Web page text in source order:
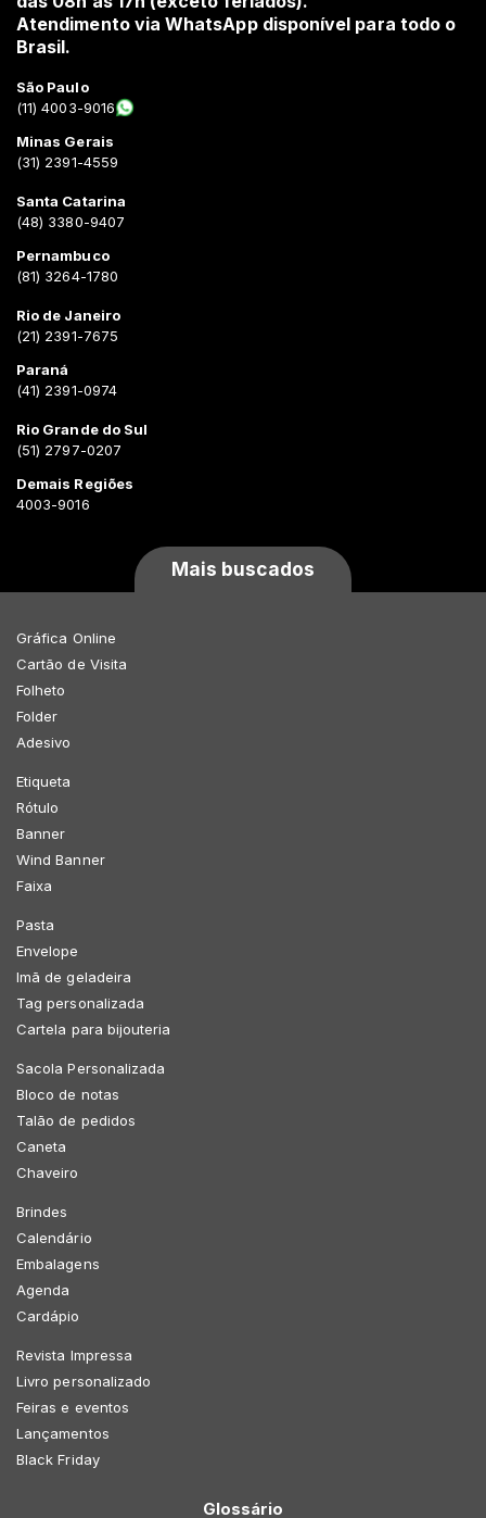
Atendimento via WhatsApp disponível para todo o
Brasil.
São Paulo
(11) 4003-9016
Minas Gerais
(31) 2391-4559
Santa Catarina
(48) 3380-9407
Pernambuco
(81) 3264-1780
Rio de Janeiro
(21) 2391-7675
Paraná
(41) 2391-0974
Rio Grande do Sul
(51) 2797-0207
Demais Regiões
4003-9016
Mais buscados
Gráfica Online
Cartão de Visita
Folheto
Folder
Adesivo
Etiqueta
Rótulo
Banner
Wind Banner
Faixa
Pasta
Envelope
Imã de geladeira
Tag personalizada
Cartela para bijouteria
Sacola Personalizada
Bloco de notas
Talão de pedidos
Caneta
Chaveiro
Brindes
Calendário
Embalagens
Agenda
Cardápio
Revista Impressa
Livro personalizado
Feiras e eventos
Lançamentos
Black Friday
Glossário